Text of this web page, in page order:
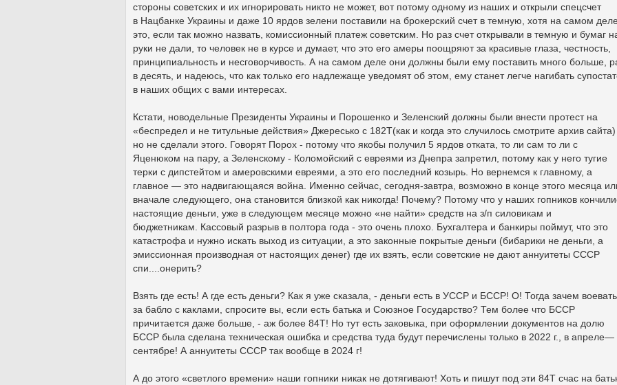
стороны советских и их игнорировать никто не может, вот потому одному из наших и открыли спецсчет
в Нацбанке Украины и даже 10 ярдов зелени поставили на брокерский счет в темную, хотя на самом
это, если так можно назвать, комиссионный платеж советским. Но раз счет открывали в темную и бумаг
руки не дали, то человек не в курсе и думает, что это его амеры поощряют за красивые глаза, честность,
принципиальность и несговорчивость. А на самом деле они должны были ему поставить много больше,
в десять, и надеюсь, что как только его надлежаще уведомят об этом, ему станет легче нагибать
в наших общих с вами интересах.
Кстати, новодельные Президенты Украины и Порошенко и Зеленский должны были внести протест на
«беспредел и не титульные действия» Джересько с 182Т(как и когда это случилось смотрите архив сайта)
но не сделали этого. Говорят Порох - потому что якобы получил 5 ярдов отката, то ли сам то ли с
Яценюком на пару, а Зеленскому - Коломойский с евреями из Днепра запретил, потому как у него тугие
терки с дипстейтом и амеровскими евреями, а это его последний козырь. Но вернемся к главному, а
главное — это надвигающаяся война. Именно сейчас, сегодня-завтра, возможно в конце этого месяца
вначале следующего, она становится близкой как никогда! Почему? Потому что у наших гопников
настоящие деньги, уже в следующем месяце можно «не найти» средств на з/п силовикам и
бюджетникам. Кассовый разрыв в полтора года - это очень плохо. Бухгалтера и банкиры поймут, что это
катастрофа и нужно искать выход из ситуации, а это законные покрытые деньги (бибарики не деньги, а
эмиссионная производная от настоящих денег) где их взять, если советские не дают аннуитеты СССР
спи....онерить?
Взять где есть! А где есть деньги? Как я уже сказала, - деньги есть в УССР и БССР! О! Тогда зачем воевать
за бабло с каклами, спросите вы, если есть батька и Союзное Государство? Тем более что БССР
причитается даже больше, - аж более 84Т! Но тут есть заковыка, при оформлении документов на долю
БССР была сделана техническая ошибка и средства туда будут перечислены только в 2022 г., в апреле—
сентябре! А аннуитеты СССР так вообще в 2024 г!
А до этого «светлого времени» наши гопники никак не дотягивают! Хоть и пишут под эти 84Т счас на